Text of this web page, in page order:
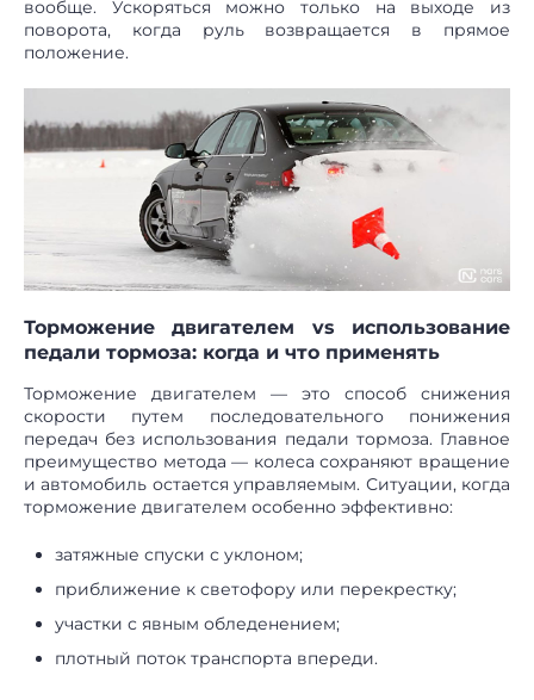
вообще. Ускоряться можно только на выходе из
поворота, когда руль возвращается в прямое
положение.
Торможение двигателем vs использование
педали тормоза: когда и что применять
Торможение двигателем — это способ снижения
скорости путем последовательного понижения
передач без использования педали тормоза. Главное
преимущество метода — колеса сохраняют вращение
и автомобиль остается управляемым. Ситуации, когда
торможение двигателем особенно эффективно:
затяжные спуски с уклоном;
приближение к светофору или перекрестку;
участки с явным обледенением;
плотный поток транспорта впереди.